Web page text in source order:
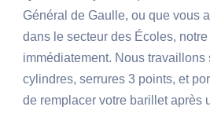
Général de Gaulle, ou que vous
dans le secteur des Écoles,
immédiatement. Nous travaillons
cylindres, serrures 3 points, et
de remplacer votre barillet après